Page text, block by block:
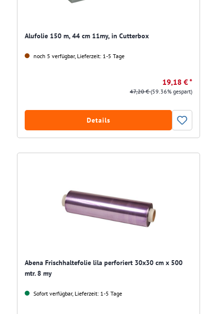
Alufolie 150 m, 44 cm 11my, in Cutterbox
noch 5 verfügbar, Lieferzeit: 1-5 Tage
19,18 € *
47,20 €(59.36% gespart)
Details
Abena Frischhaltefolie lila perforiert 30x30 cm x 500
mtr. 8 my
Sofort verfügbar, Lieferzeit: 1-5 Tage